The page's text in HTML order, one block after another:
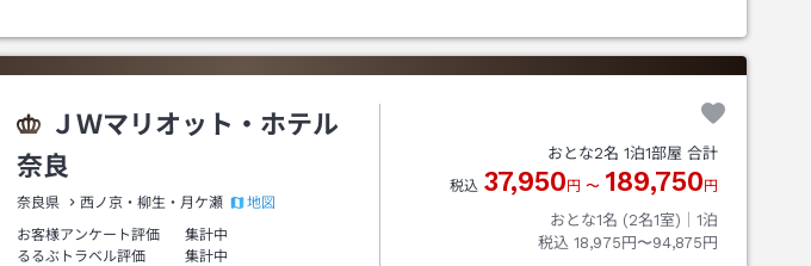
ＪＷマリオット・ホテル
奈良
奈良県 西ノ京・柳生・月ケ瀬
地図
お客様アンケート評価
集計中
るるぶトラベル評価
集計中
おとな2名 1泊1部屋 合計
税込 37,950 円 〜 189,750 円
おとな1名 (2名1室)｜ 1泊
税込 18,975円〜94,875円